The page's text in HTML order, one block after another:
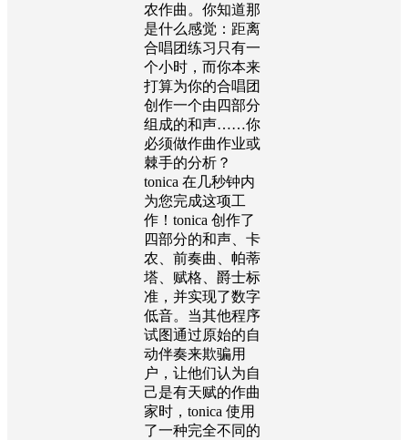
农作曲。你知道那
是什么感觉：距离
合唱团练习只有一
个小时，而你本来
打算为你的合唱团
创作一个由四部分
组成的和声……你
必须做作曲作业或
棘手的分析？
tonica 在几秒钟内
为您完成这项工
作！tonica 创作了
四部分的和声、卡
农、前奏曲、帕蒂
塔、赋格、爵士标
准，并实现了数字
低音。当其他程序
试图通过原始的自
动伴奏来欺骗用
户，让他们认为自
己是有天赋的作曲
家时，tonica 使用
了一种完全不同的